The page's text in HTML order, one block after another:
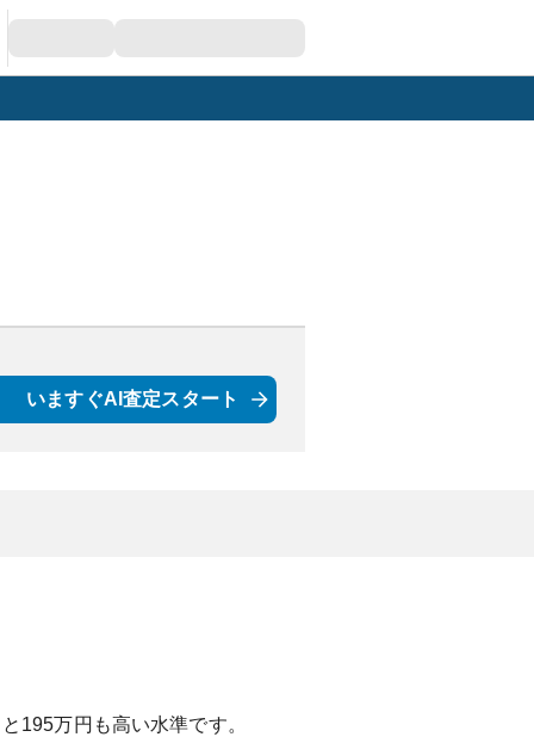
いますぐAI査定スタート
195万円も高い水準です。